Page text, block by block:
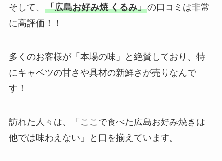
そして、 「広島お好み焼 くるみ」の口コミは非常
に高評価！！
多くのお客様が「本場の味」と絶賛しており、特
にキャベツの甘さや具材の新鮮さが売りなんで
す！
訪れた人々は、「ここで食べた広島お好み焼きは
他では味わえない」と口を揃えています。